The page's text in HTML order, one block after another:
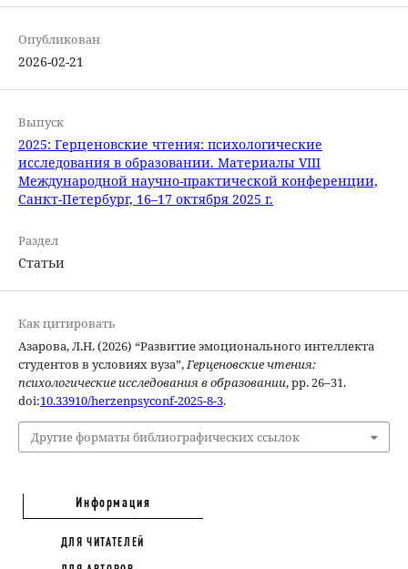
Опубликован
2026-02-21
Выпуск
2025: Герценовские чтения: психологические
исследования в образовании. Материалы VIII
Международной научно-практической конференции,
Санкт-Петербург, 16–17 октября 2025 г.
Раздел
Статьи
Как цитировать
Азарова, Л.Н. (2026) “Развитие эмоционального интеллекта
студентов в условиях вуза”,Герценовские чтения:
психологические исследования в образовании, pp. 26–31.
doi:10.33910/herzenpsyconf-2025-8-3.
Другие форматы библиографических ссылок
Информация
ДЛЯ ЧИТАТЕЛЕЙ